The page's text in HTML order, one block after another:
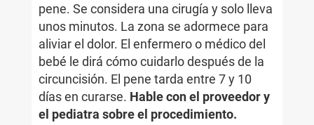
pene. Se considera una cirugía y solo lleva
unos minutos. La zona se adormece para
aliviar el dolor. El enfermero o médico del
bebé le dirá cómo cuidarlo después de la
circuncisión. El pene tarda entre 7 y 10
días en curarse. Hable con el proveedor y
el pediatra sobre el procedimiento.